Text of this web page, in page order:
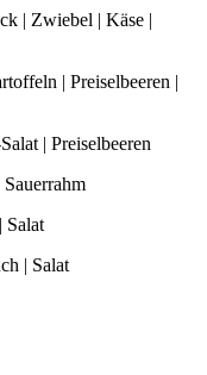
| Zwiebel | Käse |
| Preiselbeeren |
| Preiselbeeren
Salat
| Salat